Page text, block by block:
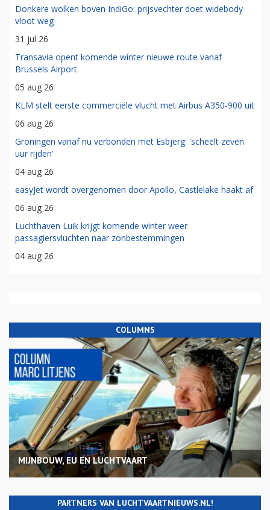
Donkere wolken boven IndiGo: prijsvechter doet widebody-
vloot weg
31 jul 26
Transavia opent komende winter nieuwe route vanaf
Brussels Airport
05 aug 26
KLM stelt eerste commerciële vlucht met Airbus A350-900 uit
06 aug 26
Groningen vanaf nu verbonden met Esbjerg: 'scheelt zeven
uur rijden'
04 aug 26
easyJet wordt overgenomen door Apollo, Castlelake haakt af
06 aug 26
Luchthaven Luik krijgt komende winter weer
passagiersvluchten naar zonbestemmingen
04 aug 26
COLUMNS
MIJNBOUW, EU EN LUCHTVAART
PARTNERS VAN LUCHTVAARTNIEUWS.NL!